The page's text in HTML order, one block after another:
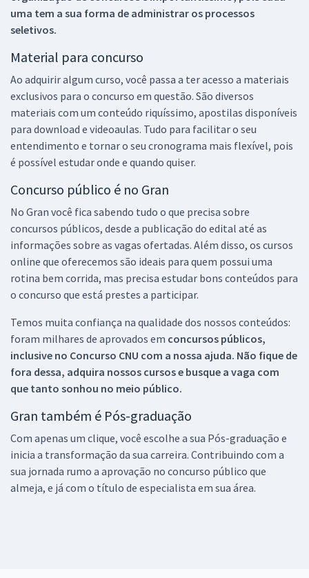
uma tem a sua forma de administrar os processos
seletivos.
Material para concurso
Ao adquirir algum curso, você passa a ter acesso a materiais
exclusivos para o concurso em questão. São diversos
materiais com um conteúdo riquíssimo, apostilas disponíveis
para download e videoaulas. Tudo para facilitar o seu
entendimento e tornar o seu cronograma mais flexível, pois
é possível estudar onde e quando quiser.
Concurso público é no Gran
No Gran você fica sabendo tudo o que precisa sobre
concursos públicos, desde a publicação do edital até as
informações sobre as vagas ofertadas. Além disso, os cursos
online que oferecemos são ideais para quem possui uma
rotina bem corrida, mas precisa estudar bons conteúdos para
o concurso que está prestes a participar.
Temos muita confiança na qualidade dos nossos conteúdos:
foram milhares de aprovados em concursos públicos,
inclusive no Concurso CNU com a nossa ajuda. Não fique de
fora dessa, adquira nossos cursos e busque a vaga com
que tanto sonhou no meio público.
Gran também é Pós-graduação
Com apenas um clique, você escolhe a sua Pós-graduação e
inicia a transformação da sua carreira. Contribuindo com a
sua jornada rumo a aprovação no concurso público que
almeja, e já com o título de especialista em sua área.